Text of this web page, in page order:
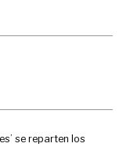
se reparten los